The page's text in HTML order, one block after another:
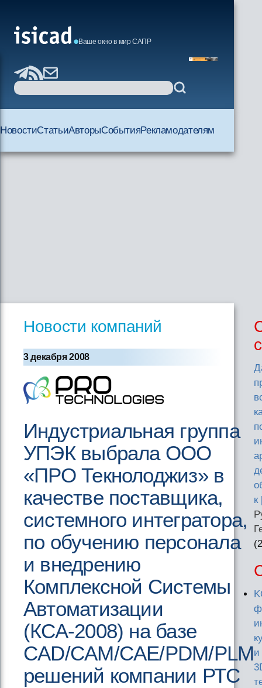
Ваше окно в мир САПР
НовостиСтатьиАвторыСобытияРекламодателям
Новости компаний
3 декабря 2008
Индустриальная группа
УПЭК выбрала ООО
«ПРО Текнолоджиз» в
качестве поставщика,
системного интегратора,
по обучению персонала
и внедрению
Комплексной Системы
Автоматизации
(КСА-2008) на базе
CAD/CAM/CAE/PDM/PLM
решений компании РТС
к
и